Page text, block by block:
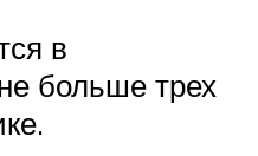
в
больше трех